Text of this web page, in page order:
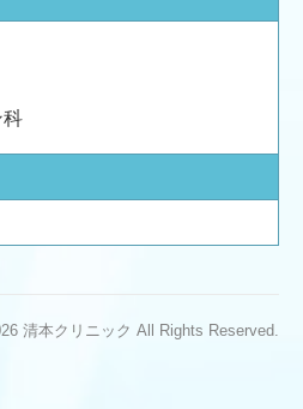
科
清本クリニック All Rights Reserved.